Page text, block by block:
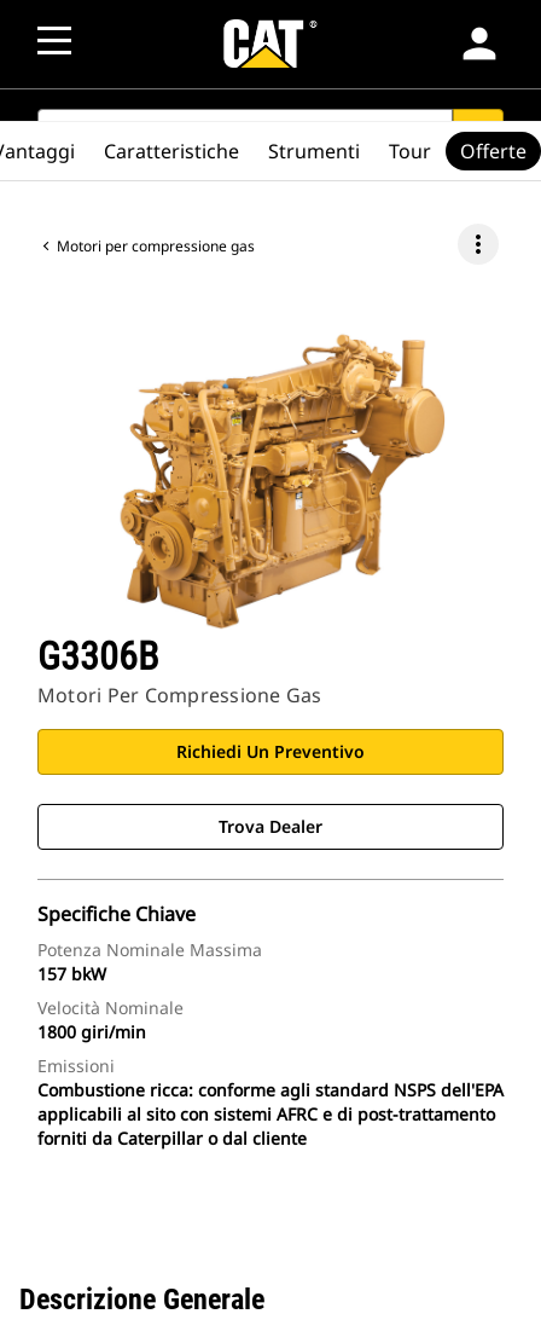
person
SEARCH search
Motori per compressione gas more_vert
G3306B
Motori Per Compressione Gas
Richiedi Un Preventivo
Trova Dealer
Specifiche Chiave
Potenza Nominale Massima
157 bkW
Velocità Nominale
1800 giri/min
Emissioni
Combustione ricca: conforme agli standard NSPS dell'EPA
applicabili al sito con sistemi AFRC e di post-trattamento
forniti da Caterpillar o dal cliente
Caratteristiche Strumenti Tour Offerte
Descrizione Generale